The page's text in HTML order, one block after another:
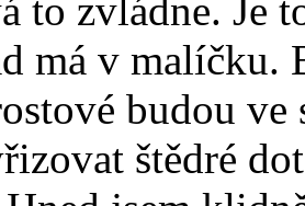
to zvládne. Je
má v malíčku.
budou
štědré